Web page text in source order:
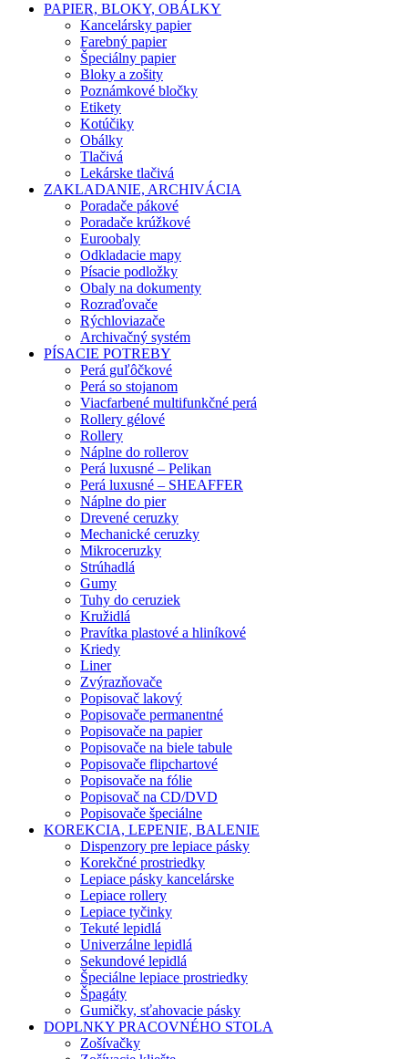
PAPIER, BLOKY, OBÁLKY
Kancelársky papier
Farebný papier
Špeciálny papier
Bloky a zošity
Poznámkové bločky
Etikety
Kotúčiky
Obálky
Tlačivá
Lekárske tlačivá
ZAKLADANIE, ARCHIVÁCIA
Poradače pákové
Poradače krúžkové
Euroobaly
Odkladacie mapy
Písacie podložky
Obaly na dokumenty
Rozraďovače
Rýchloviazače
Archivačný systém
PÍSACIE POTREBY
Perá guľôčkové
Perá so stojanom
Viacfarbené multifunkčné perá
Rollery gélové
Rollery
Náplne do rollerov
Perá luxusné – Pelikan
Perá luxusné – SHEAFFER
Náplne do pier
Drevené ceruzky
Mechanické ceruzky
Mikroceruzky
Strúhadlá
Gumy
Tuhy do ceruziek
Kružidlá
Pravítka plastové a hliníkové
Kriedy
Liner
Zvýrazňovače
Popisovač lakový
Popisovače permanentné
Popisovače na papier
Popisovače na biele tabule
Popisovače flipchartové
Popisovače na fólie
Popisovač na CD/DVD
Popisovače špeciálne
KOREKCIA, LEPENIE, BALENIE
Dispenzory pre lepiace pásky
Korekčné prostriedky
Lepiace pásky kancelárske
Lepiace rollery
Lepiace tyčinky
Tekuté lepidlá
Univerzálne lepidlá
Sekundové lepidlá
Špeciálne lepiace prostriedky
Špagáty
Gumičky, sťahovacie pásky
DOPLNKY PRACOVNÉHO STOLA
Zošívačky